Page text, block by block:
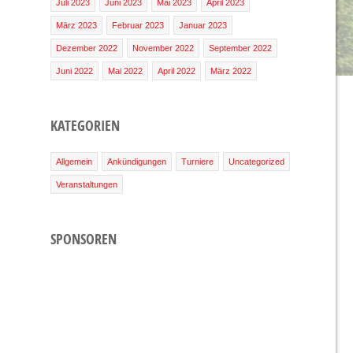
Juli 2023 Juni 2023 Mai 2023 April 2023
März 2023 Februar 2023 Januar 2023
Dezember 2022 November 2022 September 2022
Juni 2022 Mai 2022 April 2022 März 2022
KATEGORIEN
Allgemein Ankündigungen Turniere Uncategorized
Veranstaltungen
SPONSOREN